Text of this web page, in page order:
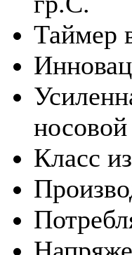
Таймер
носовой
Класс